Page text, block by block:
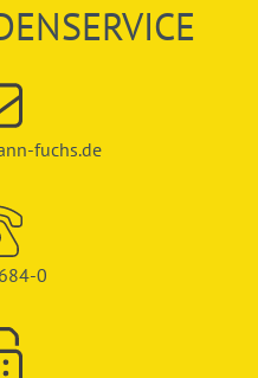
fuchs.de
0